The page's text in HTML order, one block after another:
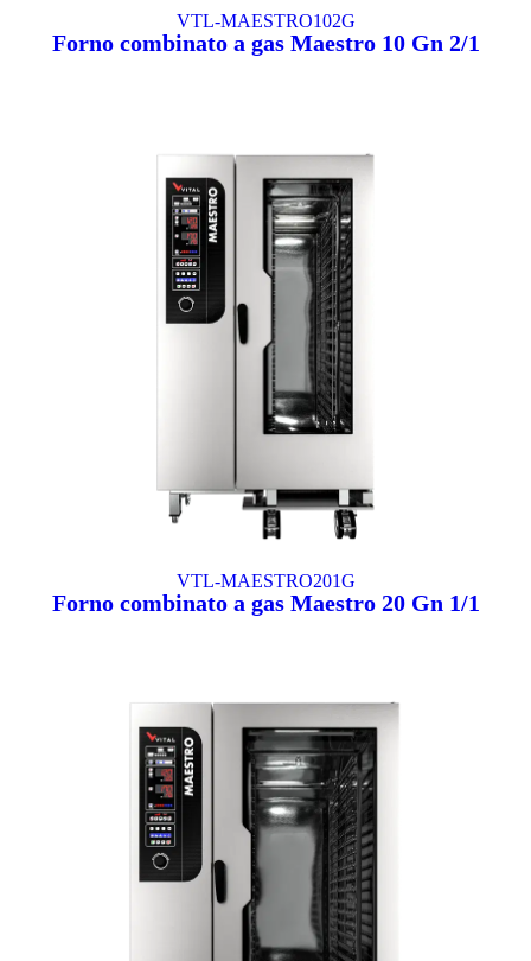
VTL-MAESTRO102G
Forno combinato a gas Maestro 10 Gn 2/1
VTL-MAESTRO201G
Forno combinato a gas Maestro 20 Gn 1/1